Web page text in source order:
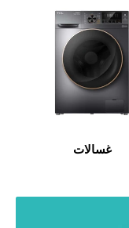
غسالات